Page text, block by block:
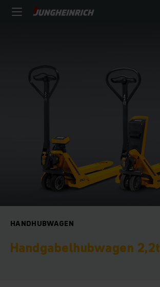
HANDHUBWAGEN
Handgabel­hubwagen 2,2t